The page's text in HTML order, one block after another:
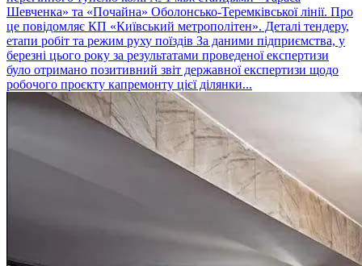
Шевченка» та «Почайна» Оболонсько-Теремківської лінії. Про
це повідомляє КП «Київський метрополітен». Деталі тендеру,
етапи робіт та режим руху поїздів За даними підприємства, у
березні цього року за результатами проведеної експертизи
було отримано позитивний звіт державної експертизи щодо
робочого проєкту капремонту цієї ділянки...